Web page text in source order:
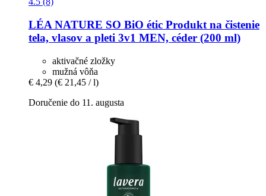
LÉA NATURE SO BiO étic Produkt na čistenie
tela, vlasov a pleti 3v1 MEN, céder (200 ml)
aktivačné zložky
mužná vôňa
€ 4,29 (€ 21,45 / l)
Doručenie do 11. augusta